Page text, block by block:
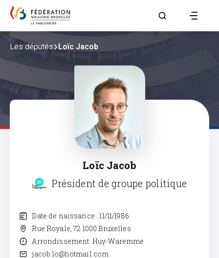
Aller à la page
Les députés Loïc Jacob
Loïc Jacob
Président de groupe politique
Date de naissance : 11/11/1986
Rue Royale, 72 1000 Bruxelles
Arrondissement: Huy-Waremme
jacob.lo@hotmail.com